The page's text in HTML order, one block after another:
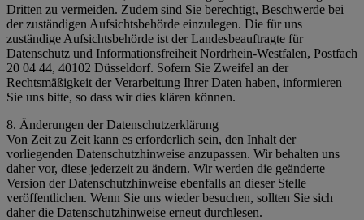
Dritten zu vermeiden. Zudem sind Sie berechtigt, Beschwerde bei
der zuständigen Aufsichtsbehörde einzulegen. Die für uns
zuständige Aufsichtsbehörde ist der Landesbeauftragte für
Datenschutz und Informationsfreiheit Nordrhein-Westfalen, Postfach
20 04 44, 40102 Düsseldorf. Sofern Sie Zweifel an der
Rechtsmäßigkeit der Verarbeitung Ihrer Daten haben, informieren
Sie uns bitte, so dass wir dies klären können.
8. Änderungen der Datenschutzerklärung
Von Zeit zu Zeit kann es erforderlich sein, den Inhalt der
vorliegenden Datenschutzhinweise anzupassen. Wir behalten uns
daher vor, diese jederzeit zu ändern. Wir werden die geänderte
Version der Datenschutzhinweise ebenfalls an dieser Stelle
veröffentlichen. Wenn Sie uns wieder besuchen, sollten Sie sich
daher die Datenschutzhinweise erneut durchlesen.